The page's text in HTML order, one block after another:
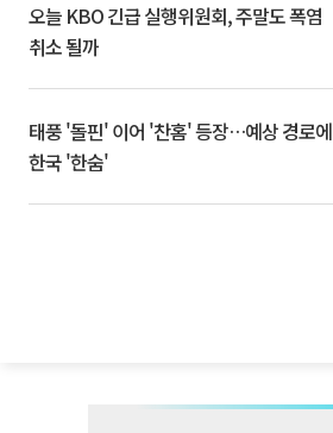
오늘 KBO 긴급 실행위원회, 주말도 폭염
취소 될까
태풍 '돌핀' 이어 '찬홈' 등장…예상 경로에
한국 '한숨'